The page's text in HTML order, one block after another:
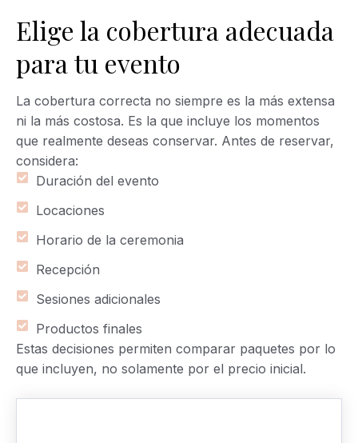
Elige la cobertura adecuada
para tu evento
La cobertura correcta no siempre es la más extensa
ni la más costosa. Es la que incluye los momentos
que realmente deseas conservar. Antes de reservar,
considera:
Duración del evento
Locaciones
Horario de la ceremonia
Recepción
Sesiones adicionales
Productos finales
Estas decisiones permiten comparar paquetes por lo
que incluyen, no solamente por el precio inicial.